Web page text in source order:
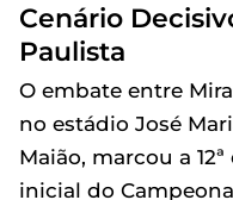
Cenário
Paulista
O embate entre
no estádio José
Maião, marcou a
inicial do